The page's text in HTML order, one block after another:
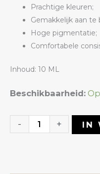
Prachtige kleuren;
Gemakkelijk aan te
Hoge pigmentatie;
Comfortabele
Inhoud: 10 ML
Beschikbaarheid:
-
Gelpolish
Starry
+ IN